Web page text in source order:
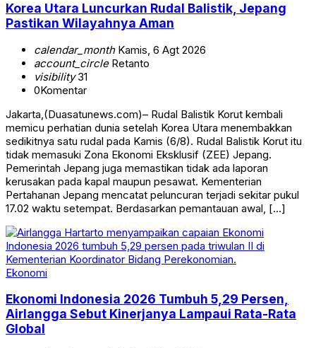
Korea Utara Luncurkan Rudal Balistik, Jepang
Pastikan Wilayahnya Aman
calendar_monthKamis, 6 Agt 2026
account_circleRetanto
visibility31
0Komentar
Jakarta,(Duasatunews.com)– Rudal Balistik Korut kembali
memicu perhatian dunia setelah Korea Utara menembakkan
sedikitnya satu rudal pada Kamis (6/8). Rudal Balistik Korut itu
tidak memasuki Zona Ekonomi Eksklusif (ZEE) Jepang.
Pemerintah Jepang juga memastikan tidak ada laporan
kerusakan pada kapal maupun pesawat. Kementerian
Pertahanan Jepang mencatat peluncuran terjadi sekitar pukul
17.02 waktu setempat. Berdasarkan pemantauan awal, […]
Ekonomi
Ekonomi Indonesia 2026 Tumbuh 5,29 Persen,
Airlangga Sebut Kinerjanya Lampaui Rata-Rata
Global